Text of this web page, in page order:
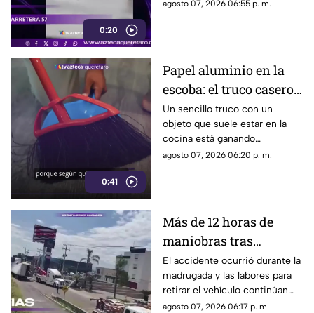
0:20
agosto 07, 2026 06:55 p. m.
0:41
Papel aluminio en la
escoba: el truco casero
que se volvió viral
Un sencillo truco con un
objeto que suele estar en la
cocina está ganando
popularidad entre quienes
agosto 07, 2026 06:20 p. m.
Más de 12 horas de
maniobras tras
volcadura de unidad
pesada en la carretera
57
El accidente ocurrió durante la
madrugada y las labores para
retirar el vehículo continúan
desde hace más de 12 horas en
agosto 07, 2026 06:17 p. m.